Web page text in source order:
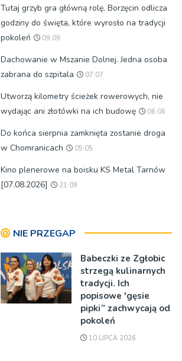
Tutaj grzyb gra główną rolę. Borzęcin odlicza
godziny do święta, które wyrosło na tradycji
pokoleń
09:09
Dachowanie w Mszanie Dolnej. Jedna osoba
zabrana do szpitala
07:07
Utworzą kilometry ścieżek rowerowych, nie
wydając ani złotówki na ich budowę
06:06
Do końca sierpnia zamknięta zostanie droga
w Chomranicach
05:05
Kino plenerowe na boisku KS Metal Tarnów
[07.08.2026]
21:09
NIE PRZEGAP
Babeczki ze Zgłobic
strzegą kulinarnych
tradycji. Ich
popisowe 'gęsie
pipki” zachwycają od
pokoleń
10 LIPCA 2026